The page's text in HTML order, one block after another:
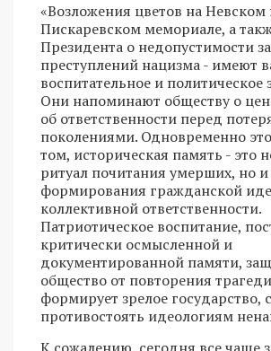
«Возложения цветов на Невском
Пискаревском мемориале, а
Президента о недопустимости
преступлений нацизма - имеют
воспитательное и политическое
Они напоминают обществу о
об ответственности перед
поколениями. Одновременно
том, историческая память - это
ритуал почитания умерших, но
формирования гражданской
коллективной ответственности.
Патриотическое воспитание,
критически осмысленной и
документированной памяти,
общество от повторения
формирует зрелое государство,
противостоять идеологиям